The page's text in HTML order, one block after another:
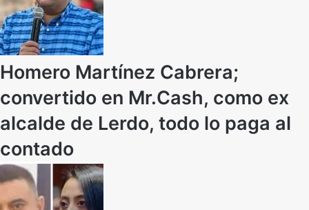
Homero Martínez Cabrera;
convertido en Mr.Cash, como ex
alcalde de Lerdo, todo lo paga al
contado